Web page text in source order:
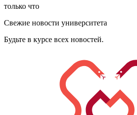
только что
Свежие новости университета
Будьте в курсе всех новостей.